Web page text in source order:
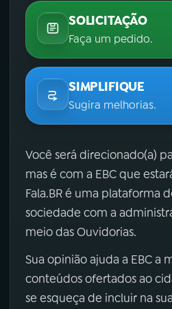
SOLICITAÇÃO
Faça um pedido.
SIMPLIFIQUE
Sugira melhorias.
Você será direcionado(a)
mas é com a EBC que
Fala.BR é uma plataforma
sociedade com a
meio das Ouvidorias.
Sua opinião ajuda a EBC a
conteúdos ofertados ao
se esqueça de incluir na